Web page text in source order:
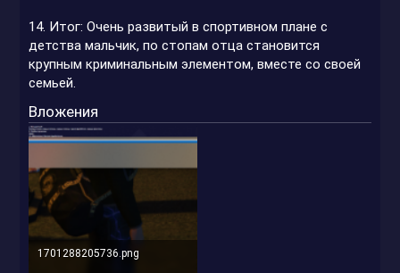
14. Итог: Очень развитый в спортивном плане с
детства мальчик, по стопам отца становится
крупным криминальным элементом, вместе со своей
семьей.
Вложения
1701288205736.png